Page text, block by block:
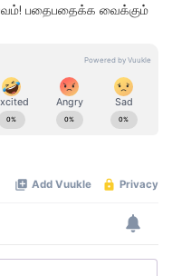
பதைபதைக்க வைக்கும்